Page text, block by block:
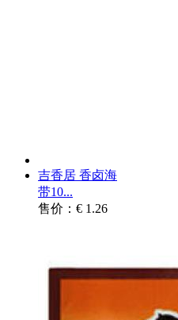
吉香居 香卤海
带10...
售价：€ 1.26